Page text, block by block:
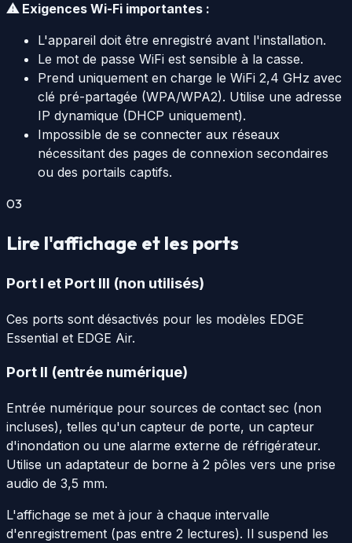
⚠ Exigences Wi-Fi importantes :
L'appareil doit être enregistré avant l'installation.
Le mot de passe WiFi est sensible à la casse.
Prend uniquement en charge le WiFi 2,4 GHz avec
clé pré-partagée (WPA/WPA2). Utilise une adresse
IP dynamique (DHCP uniquement).
Impossible de se connecter aux réseaux
nécessitant des pages de connexion secondaires
ou des portails captifs.
03
Lire l'affichage et les ports
Port I et Port III (non utilisés)
Ces ports sont désactivés pour les modèles EDGE
Essential et EDGE Air.
Port II (entrée numérique)
Entrée numérique pour sources de contact sec (non
incluses), telles qu'un capteur de porte, un capteur
d'inondation ou une alarme externe de réfrigérateur.
Utilise un adaptateur de borne à 2 pôles vers une prise
audio de 3,5 mm.
L'affichage se met à jour à chaque intervalle
d'enregistrement (pas entre 2 lectures). Il suspend les